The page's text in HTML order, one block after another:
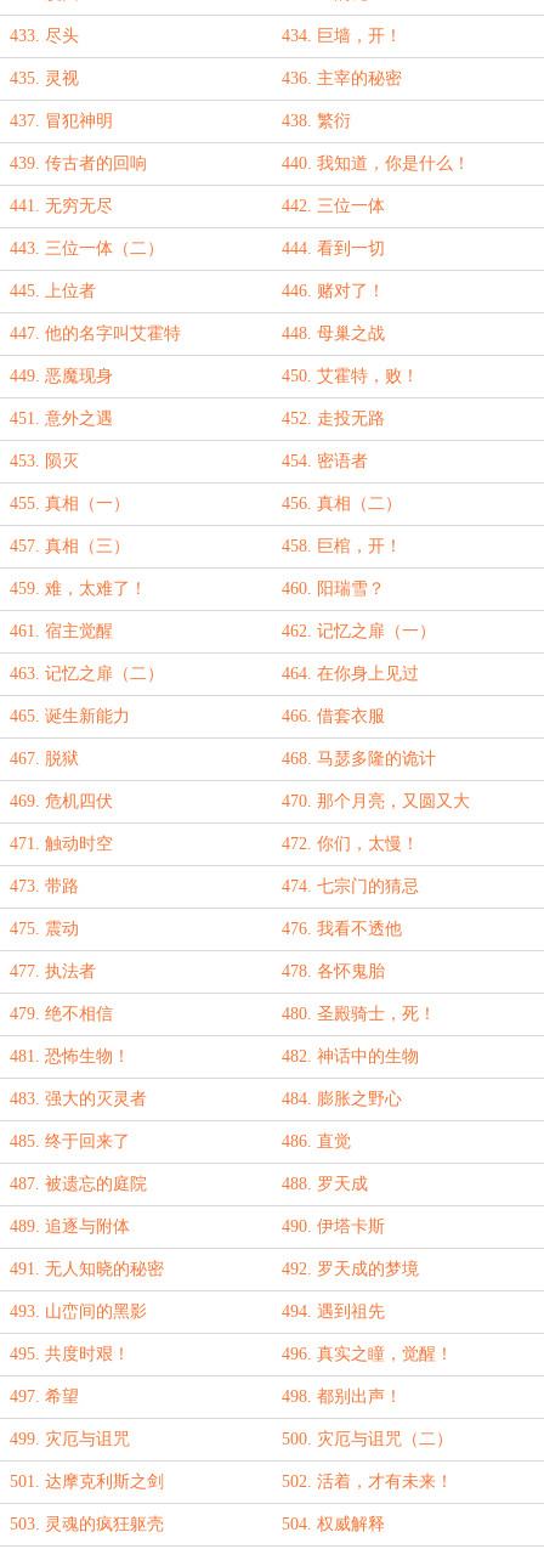
433. 尽头 434. 巨墙，开！
435. 灵视 436. 主宰的秘密
437. 冒犯神明 438. 繁衍
439. 传古者的回响 440. 我知道，你是什么！
441. 无穷无尽 442. 三位一体
443. 三位一体（二） 444. 看到一切
445. 上位者 446. 赌对了！
447. 他的名字叫艾霍特 448. 母巢之战
449. 恶魔现身 450. 艾霍特，败！
451. 意外之遇 452. 走投无路
453. 陨灭 454. 密语者
455. 真相（一） 456. 真相（二）
457. 真相（三） 458. 巨棺，开！
459. 难，太难了！ 460. 阳瑞雪？
461. 宿主觉醒 462. 记忆之扉（一）
463. 记忆之扉（二） 464. 在你身上见过
465. 诞生新能力 466. 借套衣服
467. 脱狱 468. 马瑟多隆的诡计
469. 危机四伏 470. 那个月亮，又圆又大
471. 触动时空 472. 你们，太慢！
473. 带路 474. 七宗门的猜忌
475. 震动 476. 我看不透他
477. 执法者 478. 各怀鬼胎
479. 绝不相信 480. 圣殿骑士，死！
481. 恐怖生物！ 482. 神话中的生物
483. 强大的灭灵者 484. 膨胀之野心
485. 终于回来了 486. 直觉
487. 被遗忘的庭院 488. 罗天成
489. 追逐与附体 490. 伊塔卡斯
491. 无人知晓的秘密 492. 罗天成的梦境
493. 山峦间的黑影 494. 遇到祖先
495. 共度时艰！ 496. 真实之瞳，觉醒！
497. 希望 498. 都别出声！
499. 灾厄与诅咒 500. 灾厄与诅咒（二）
501. 达摩克利斯之剑 502. 活着，才有未来！
503. 灵魂的疯狂躯壳 504. 权威解释